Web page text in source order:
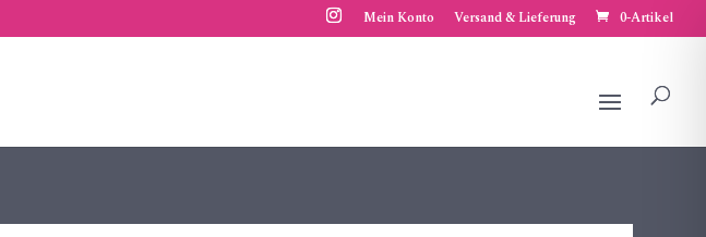
Mein Konto Versand & Lieferung 0-Artikel